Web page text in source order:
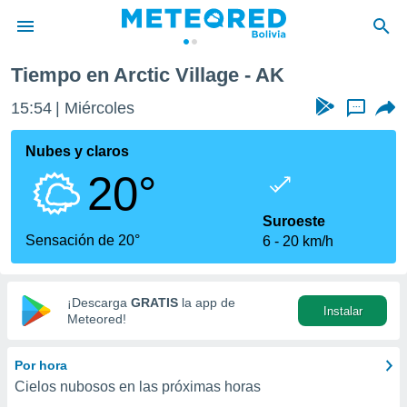
de
ha
calidad.
a este
las
y
digital
basada
Tiempo en Arctic Village - AK
15:54 Miércoles ...
Nubes y claros
20°
Sensación de 20°
Suroeste
6
20 km/h
¡Descarga GRATIS la app de
Meteored!
Instalar
Por hora
Cielos nubosos en las próximas horas